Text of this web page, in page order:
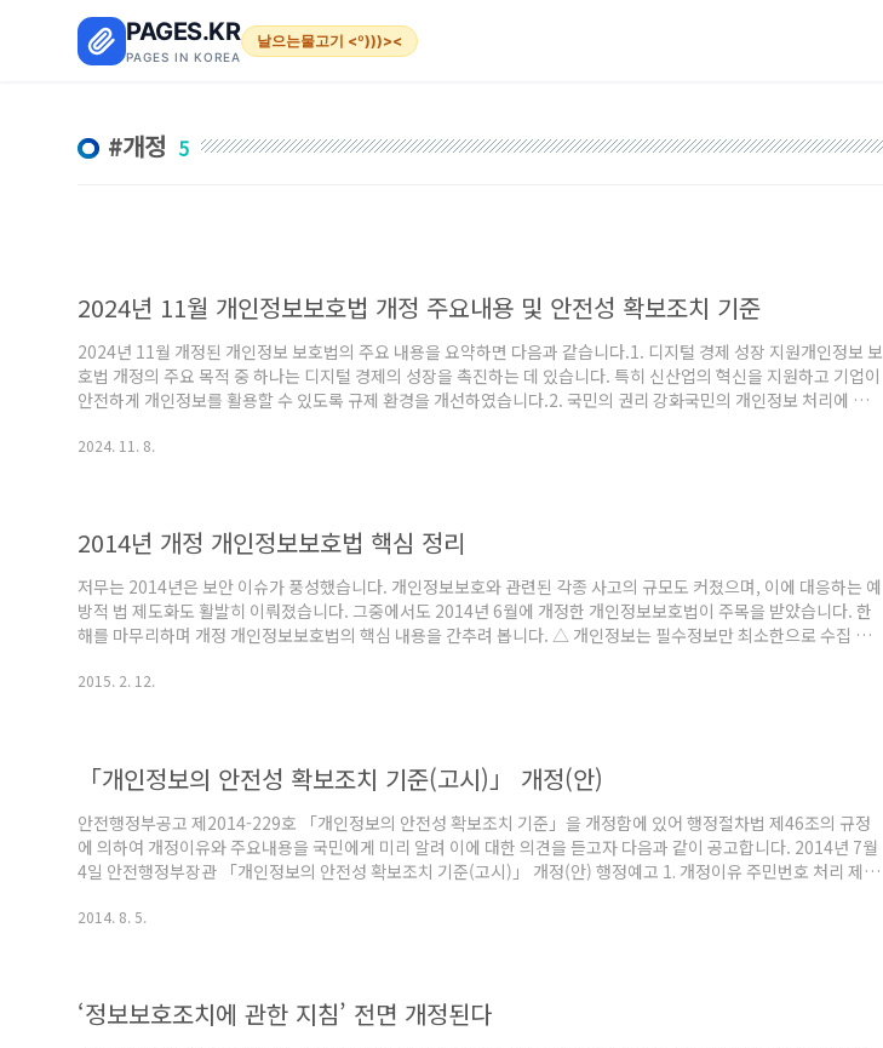
PAGES.KR
PAGES IN KOREA
날으는물고기 <º)))><
개정 5
2024년 11월 개인정보보호법 개정 주요내용 및 안전성 확보조치 기준
2024년 11월 개정된 개인정보 보호법의 주요 내용을 요약하면 다음과 같습니다.1. 디지털 경제 성장 지원개인정보 보
호법 개정의 주요 목적 중 하나는 디지털 경제의 성장을 촉진하는 데 있습니다. 특히 신산업의 혁신을 지원하고 기업이
안전하게 개인정보를 활용할 수 있도록 규제 환경을 개선하였습니다.2. 국민의 권리 강화국민의 개인정보 처리에 대한
의 동의권을 보호하기 위한 방안을 마련했습니다.자동화된 결정에 대한 국민의 대응권을 보장하여, 개인이 자동화된
2024. 11. 8.
2014년 개정 개인정보보호법 핵심 정리
저무는 2014년은 보안 이슈가 풍성했습니다. 개인정보보호와 관련된 각종 사고의 규모도 커졌으며, 이에 대응하는 예
방적 법 제도화도 활발히 이뤄졌습니다. 그중에서도 2014년 6월에 개정한 개인정보보호법이 주목을 받았습니다. 한
해를 마무리하며 개정 개인정보보호법의 핵심 내용을 간추려 봅니다. △ 개인정보는 필수정보만 최소한으로 수집 →
집 금지 → 범죄 등을 수사하기 위한 법령 등의 근거가 있는 경우가 아니라면 주민등록번호와 민감정보를 수집하거나
2015. 2. 12.
「개인정보의 안전성 확보조치 기준(고시)」 개정(안)
안전행정부공고 제2014-229호 「개인정보의 안전성 확보조치 기준」을 개정함에 있어 행정절차법 제46조의 규정
에 의하여 개정이유와 주요내용을 국민에게 미리 알려 이에 대한 의견을 듣고자 다음과 같이 공고합니다. 2014년 7월
4일 안전행정부장관 「개인정보의 안전성 확보조치 기준(고시)」 개정(안) 행정예고 1. 개정이유 주민번호 처리 제한,
고시하고자 함 2. 주요내용 ○ 보안이 미흡한 모바일 단말기 및 통신망에 대한 보호조치 - 비인가 된 App의 설치·운영
2014. 8. 5.
‘정보보호조치에 관한 지침’ 전면 개정된다